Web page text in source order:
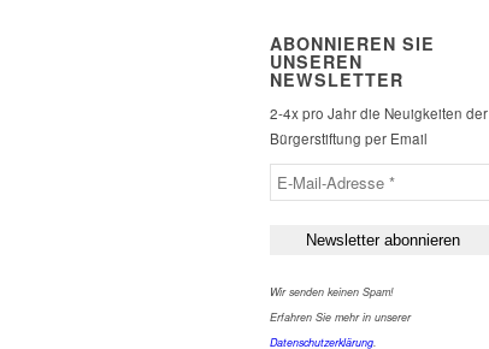
ABONNIEREN SIE
UNSEREN
NEWSLETTER
2-4x pro Jahr die Neuigkeiten der
Bürgerstiftung per Email
Wir senden keinen Spam!
Erfahren Sie mehr in unserer
Datenschutzerklärung.